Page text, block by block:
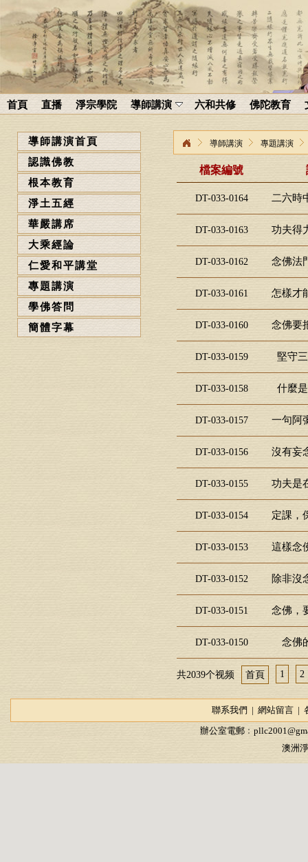
首頁 直播 淨宗學院 導師講演 六和共修 佛陀教育
導師講演首頁
認識佛教
根本教育
淨土五經
華嚴講席
大乘經論
仁愛和平講堂
專題講演
學佛答問
簡體字幕
導師講演 專題講演
檔案編號
DT-033-0164 二六時
DT-033-0163 功夫得
DT-033-0162 念佛法
DT-033-0161 怎樣才
DT-033-0160 念佛要
DT-033-0159 堅守
DT-033-0158 什麼
DT-033-0157 一句阿
DT-033-0156 沒有妄
DT-033-0155 功夫是
DT-033-0154 定課，
DT-033-0153 這樣念
DT-033-0152 除非沒
DT-033-0151 念佛，
DT-033-0150 念佛
共2039个视频 首頁 1 2
聯系我們 | 網站留言|
辦公室電郵﹕
澳洲